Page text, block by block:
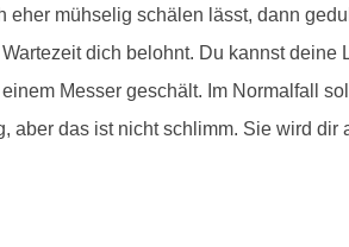
mühselig schälen lässt, dann
dich belohnt. Du kannst deine
Messer geschält. Im Normalfall
das ist nicht schlimm. Sie wird